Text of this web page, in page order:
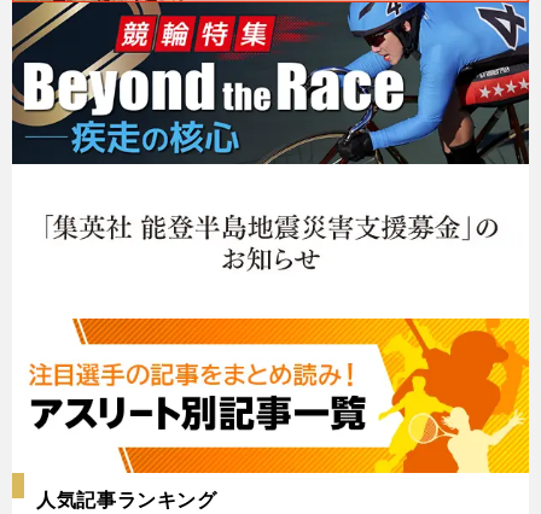
人気記事ランキング